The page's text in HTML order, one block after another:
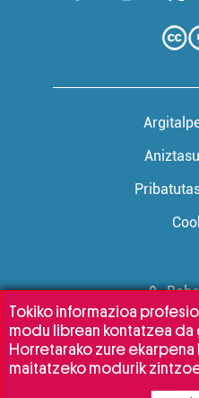
Tokiko informazioa
modu librean kontatzea da
Horretarako zure
maitatzeko modurik